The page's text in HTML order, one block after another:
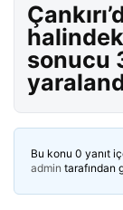
sonucu
Bu konu 0 yanıt
admin tarafından